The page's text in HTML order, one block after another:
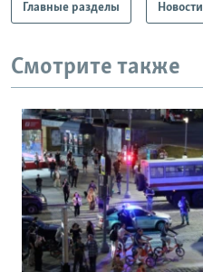
Главные разделы Новости
Смотрите также